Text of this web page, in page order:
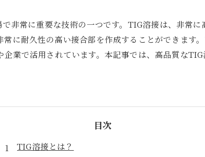
非常に重要な技術の一つです。TIG溶接は、非常
に耐久性の高い接合部を作成することができます
業で活用されています。本記事では、高品質な
目次
TIG溶接とは？